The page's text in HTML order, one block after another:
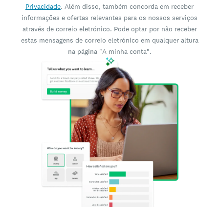
Privacidade. Além disso, também concorda em receber
informações e ofertas relevantes para os nossos serviços
através de correio eletrónico. Pode optar por não receber
estas mensagens de correio eletrónico em qualquer altura
na página "A minha conta".